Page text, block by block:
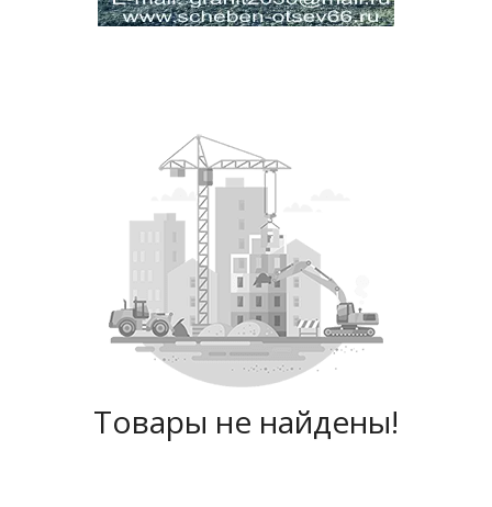
Товары не найдены!